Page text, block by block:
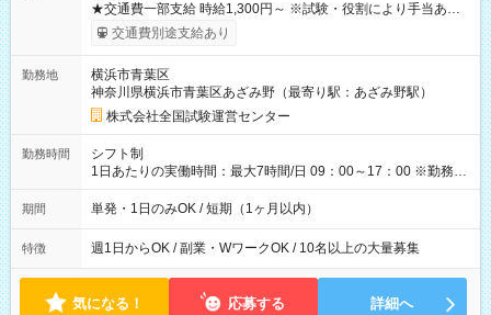
★交通費一部支給 時給1,300円～ ※試験・役割により手当あり
※勤務回数により昇給あり 【即給（前払い）オプションあ
り！】 希望される場合、勤務から1週間ほどで給与の一部を受け
例】 ・河合塾模擬試験 8:30～17:30（休憩1時間） 時給1,300円
×8時間＝日収10,400円＋交通費 ※当日の役割により時給＋100
円の場合あり ・国家試験 7:00～13:30（休憩なし） 時給1,300
円（役割手当＋100円）×6時間＝日収8,400円＋交通費 【試用期
間】試用期間なし
交通費別途支給あり
勤務地
横浜市青葉区
神奈川県横浜市青葉区あざみ野（最寄り駅：あざみ野駅）
株式会社全国試験運営センター
勤務時間
シフト制
1日あたりの実働時間：最大7時間/日 09：00～17：00 ※勤務時
間は 試験により異なります。
期間 単発・1日のみOK / 短期（1ヶ月以内）
特徴 週1日からOK / 副業・WワークOK / 10名以上の大量募集
気になる！ 応募する 詳細へ